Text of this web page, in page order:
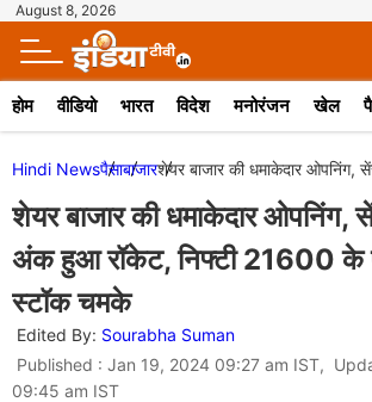
August 8, 2026
होम वीडियो भारत विदेश मनोरंजन खेल
Hindi Newsपैसाबाजारशेयर बाजार की धमाकेदार
शेयर बाजार की धमाकेदार
अंक हुआ रॉकेट, निफ्टी 21600 के
स्टॉक चमके
Edited By: Sourabha Suman
Published : Jan 19, 2024 09:27 am IST,
09:45 am IST